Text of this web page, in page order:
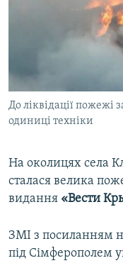
СПЕЦПРОЕКТИ
УКРАЇНСЬКА
ЯК ОБІЙТИ
Qırımtatar
Усі сайти RFE/RL
До ліквідації пожежі
одиниці техніки
На околицях села
сталася велика
видання «Вести
ЗМІ з посиланням
під Сімферополем